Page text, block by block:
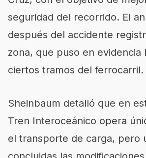
seguridad del recorrido. El
después del accidente
zona, que puso en evidencia
ciertos tramos del ferrocarril.
Sheinbaum detalló que en
Tren Interoceánico opera
el transporte de carga, pero